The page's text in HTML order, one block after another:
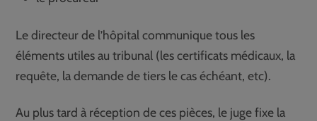
Le directeur de l’hôpital communique tous les
éléments utiles au tribunal (les certificats médicaux, la
requête, la demande de tiers le cas échéant, etc).
Au plus tard à réception de ces pièces, le juge fixe la